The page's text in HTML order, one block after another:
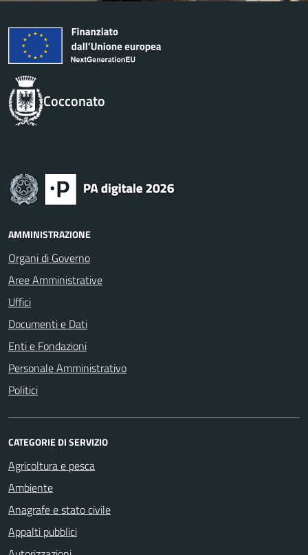
Cocconato
AMMINISTRAZIONE
Organi di Governo
Aree Amministrative
Uffici
Documenti e Dati
Enti e Fondazioni
Personale Amministrativo
Politici
CATEGORIE DI SERVIZIO
Agricoltura e pesca
Ambiente
Anagrafe e stato civile
Appalti pubblici